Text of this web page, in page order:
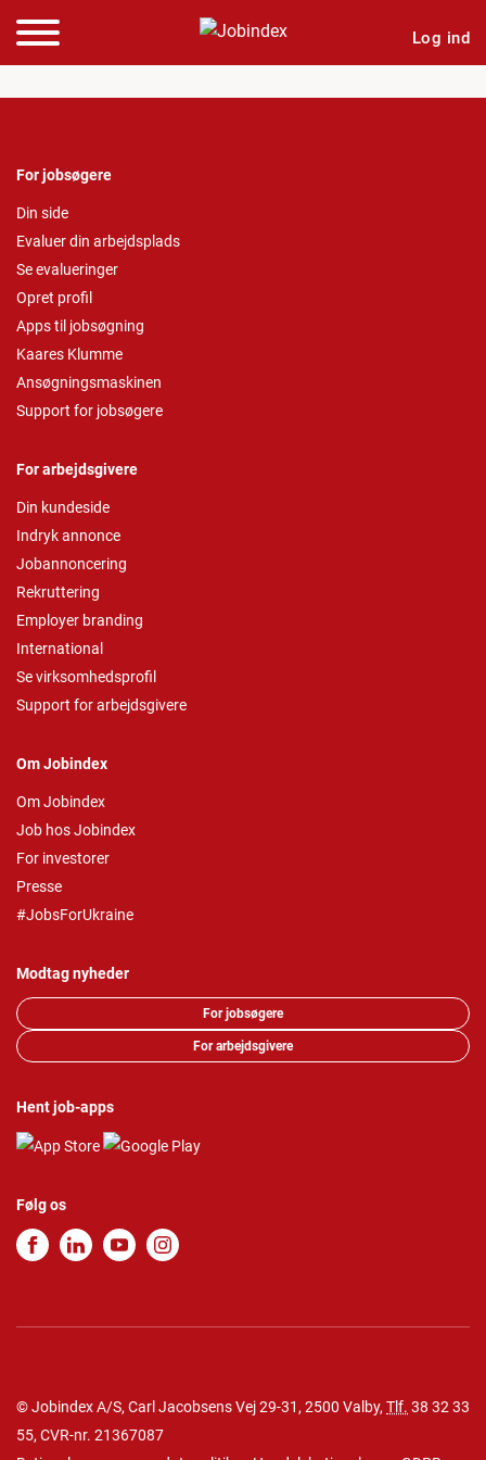
Log ind
For jobsøgere
Din side
Evaluer din arbejdsplads
Se evalueringer
Opret profil
Apps til jobsøgning
Kaares Klumme
Ansøgningsmaskinen
Support for jobsøgere
For arbejdsgivere
Din kundeside
Indryk annonce
Jobannoncering
Rekruttering
Employer branding
International
Se virksomhedsprofil
Support for arbejdsgivere
Om Jobindex
Om Jobindex
Job hos Jobindex
For investorer
Presse
#JobsForUkraine
Modtag nyheder
For jobsøgere
For arbejdsgivere
Hent job-apps
Følg os
© Jobindex A/S, Carl Jacobsens Vej 29-31, 2500 Valby, Tlf. 38 32 33
55, CVR-nr. 21367087